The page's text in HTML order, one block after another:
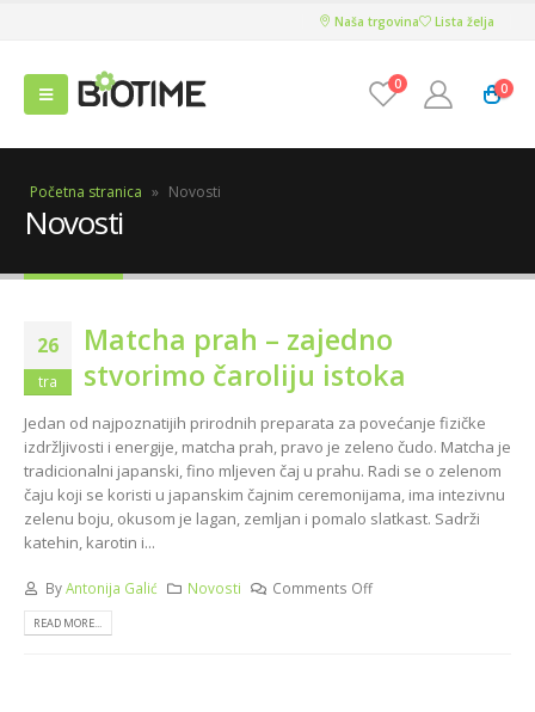
Naša trgovina Lista želja
0 0
Početna stranica » Novosti
Novosti
26
tra
Matcha prah – zajedno
stvorimo čaroliju istoka
Jedan od najpoznatijih prirodnih preparata za povećanje fizičke
izdržljivosti i energije, matcha prah, pravo je zeleno čudo. Matcha je
tradicionalni japanski, fino mljeven čaj u prahu. Radi se o zelenom
čaju koji se koristi u japanskim čajnim ceremonijama, ima intezivnu
zelenu boju, okusom je lagan, zemljan i pomalo slatkast. Sadrži
katehin, karotin i...
ByAntonija Galić Novosti Comments Off
READ MORE...